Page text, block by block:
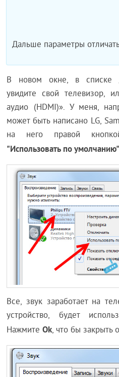
Дальше параметры
В новом окне, в списке
увидите свой телевизор,
аудио (HDMI)». У меня,
может быть написано LG,
на него правой
"Использовать по умолчанию"
Все, звук заработает на
устройство, будет
НажмитеOk, что бы закрыть